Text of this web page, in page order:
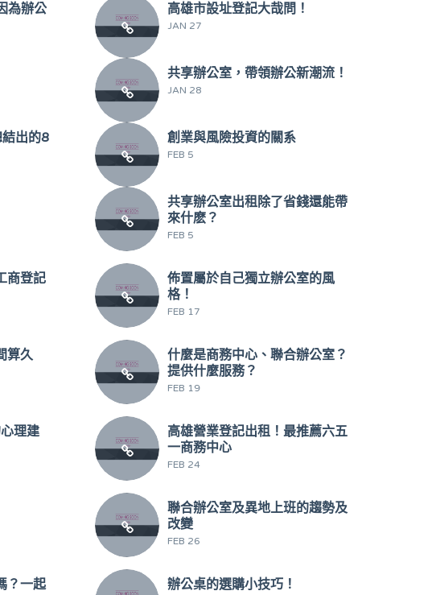
為辦公
高雄市設址登記大哉問！
JAN 27
共享辦公室，帶領辦公新潮流！
JAN 28
出的8
創業與風險投資的關系
FEB 5
共享辦公室出租除了省錢還能帶
來什麽？
FEB 5
商登記
佈置屬於自己獨立辦公室的風
格！
FEB 17
算久
什麼是商務中心、聯合辦公室？
提供什麼服務？
FEB 19
理建
高雄營業登記出租！最推薦六五
一商務中心
FEB 24
聯合辦公室及異地上班的趨勢及
改變
FEB 26
？一起
辦公桌的選購小技巧！